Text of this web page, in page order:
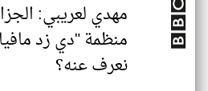
مهدي لعريبي:
منظمة "دي زد
نعرف عنه؟